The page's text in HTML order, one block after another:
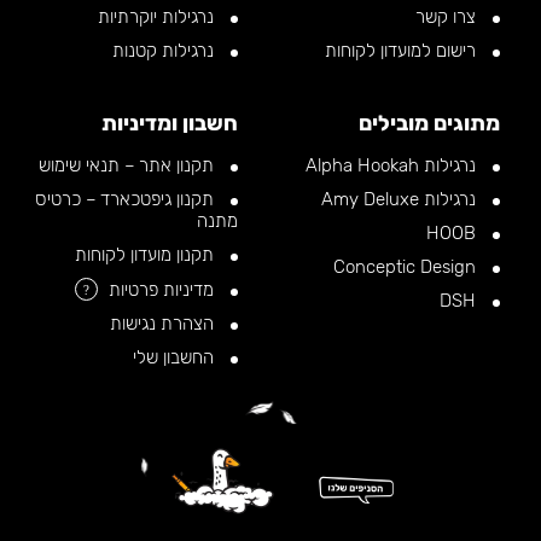
צרו קשר
רישום למועדון לקוחות
נרגילות יוקרתיות
נרגילות קטנות
מתוגים מובילים
נרגילות Alpha Hookah
נרגילות Amy Deluxe
חשבון ומדיניות
תקנון אתר – תנאי שימוש
תקנון גיפטכארד – כרטיס
מתנה
תקנון מועדון לקוחות
מדיניות פרטיות
?
הצהרת נגישות
החשבון שלי